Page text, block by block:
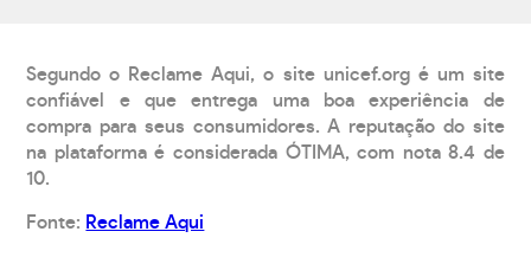
Segundo o Reclame Aqui, o site unicef.org é um site
confiável e que entrega uma boa experiência de
compra para seus consumidores. A reputação do site
na plataforma é considerada ÓTIMA, com nota 8.4 de
10.
Fonte: Reclame Aqui